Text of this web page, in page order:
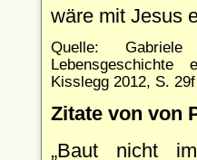
wäre mit Jesus
Quelle:
Kisslegg 2012, S. 29f
Zitate von von
Baut nicht